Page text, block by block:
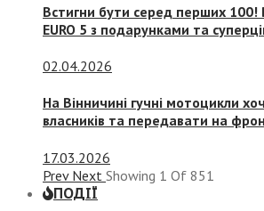
Встигни бути серед перших 100!
EURO 5 з подарунками та
02.04.2026
На Вінничині гучні мотоцикли
власників та передавати на
17.03.2026
Prev Next Showing 1 Of 851
ПОДІЇ